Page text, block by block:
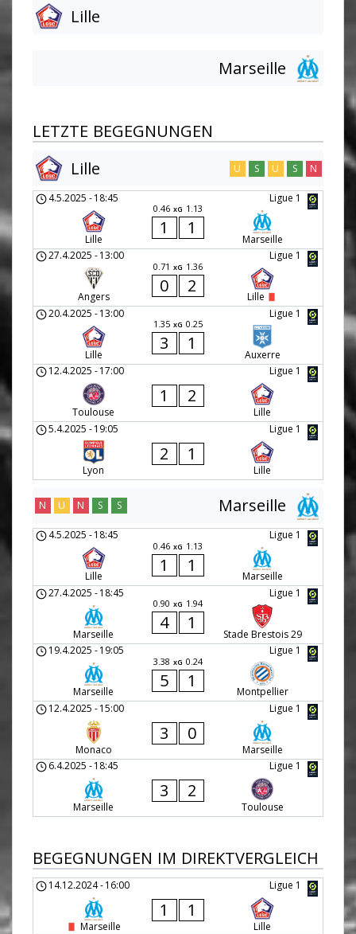
Lille
Marseille
LETZTE BEGEGNUNGEN
Lille
U S U S N
Ligue 1
4.5.2025 -18:45
Lille
0.46 xG 1.13
1 1
Marseille
Ligue 1
27.4.2025 -13:00
Angers
0.71 xG 1.36
0 2
Lille
Ligue 1
20.4.2025 -13:00
Lille
1.35 xG 0.25
3 1
Auxerre
Ligue 1
12.4.2025 -17:00
Toulouse
1 2
Lille
Ligue 1
5.4.2025 -19:05
Lyon
2 1
Lille
Marseille
N U N S S
Ligue 1
4.5.2025 -18:45
Lille
0.46 xG 1.13
1 1
Marseille
Ligue 1
27.4.2025 -18:45
Marseille
0.90 xG 1.94
4 1
Stade Brestois 29
Ligue 1
19.4.2025 -19:05
Marseille
3.38 xG 0.24
5 1
Montpellier
Ligue 1
12.4.2025 -15:00
Monaco
3 0
Marseille
Ligue 1
6.4.2025 -18:45
Marseille
3 2
Toulouse
BEGEGNUNGEN IM DIREKTVERGLEICH
Ligue 1
14.12.2024-16:00
Marseille
1 1
Lille